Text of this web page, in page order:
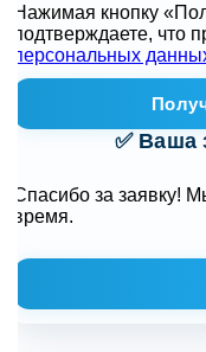
кнопку
что
данных.
✅ Ваша
за заявку!